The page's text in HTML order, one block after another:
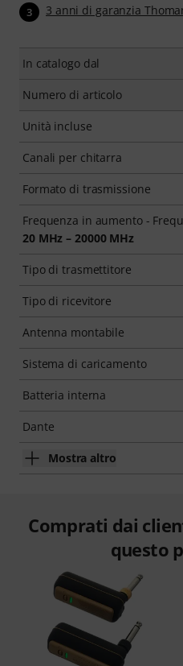
3 3 anni di garanzia
In catalogo dal
Numero di articolo
Unità incluse
Canali per chitarra
Formato di trasmissione
Frequenza in aumento -
20 MHz – 20000 MHz
Tipo di trasmettitore
Tipo di ricevitore
Antenna montabile
Sistema di caricamento
Batteria interna
Dante
Mostra altro
Comprati dai
questo